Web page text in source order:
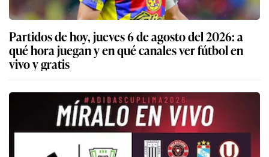
Partidos de hoy, jueves 6 de agosto del 2026: a
qué hora juegan y en qué canales ver fútbol en
vivo y gratis